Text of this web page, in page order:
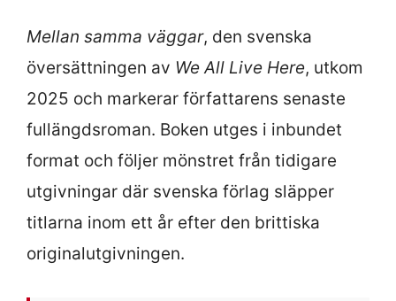
Mellan samma väggar, den svenska
översättningen av We All Live Here, utkom
2025 och markerar författarens senaste
fullängdsroman. Boken utges i inbundet
format och följer mönstret från tidigare
utgivningar där svenska förlag släpper
titlarna inom ett år efter den brittiska
originalutgivningen.